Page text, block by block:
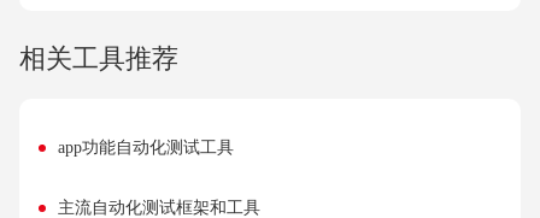
相关工具推荐
app功能自动化测试工具
主流自动化测试框架和工具